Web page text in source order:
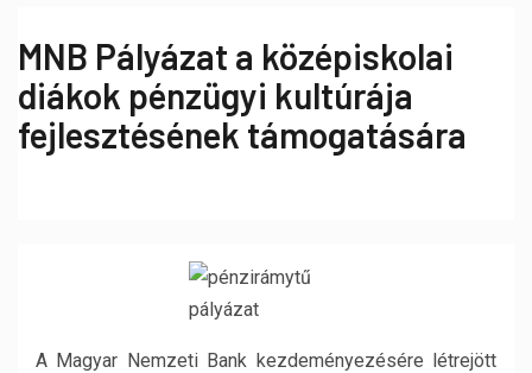
MNB Pályázat a középiskolai
diákok pénzügyi kultúrája
fejlesztésének támogatására
A Magyar Nemzeti Bank kezdeményezésére létrejött